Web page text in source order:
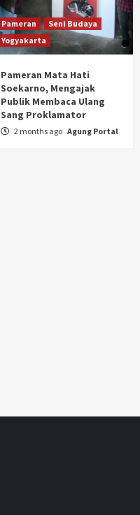
Pameran
Seni Budaya
Yogyakarta
Pameran Mata Hati
Soekarno, Mengajak
Publik Membaca Ulang
Sang Proklamator
2 months ago Agung Portal